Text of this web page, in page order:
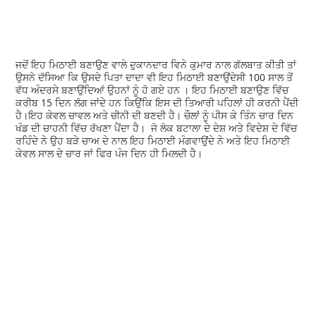
ਜਦੋਂ ਇਹ ਮਿਠਾਈ ਬਣਾਉਣ ਵਾਲੇ ਦੁਕਾਨਦਾਰ ਵਿਨੇ ਕੁਮਾਰ ਨਾਲ ਗੱਲਬਾਤ ਕੀਤੀ ਤਾਂ
ਉਸਨੇ ਦੱਸਿਆ ਕਿ ਉਸਦੇ ਪਿਤਾ ਦਾਦਾ ਵੀ ਇਹ ਮਿਠਾਈ ਬਣਾਉਂਦੇਸੀ 100 ਸਾਲ ਤੋਂ
ਵੱਧ ਅੰਦਰਸੇ ਬਣਾਉਂਦਿਆਂ ਉਹਨਾਂ ਨੂੰ ਹੋ ਗਏ ਹਨ । ਇਹ ਮਿਠਾਈ ਬਣਾਉਣ ਵਿੱਚ
ਕਰੀਬ 15 ਦਿਨ ਲੱਗ ਜਾਂਦੇ ਹਨ ਕਿਉਂਕਿ ਇਸ ਦੀ ਤਿਆਰੀ ਪਹਿਲਾਂ ਹੀ ਕਰਨੀ ਪੈਂਦੀ
ਹੈ।ਇਹ ਕੇਵਲ ਚਾਵਲ ਅਤੇ ਚੀਨੀ ਦੀ ਬਣਦੀ ਹੈ। ਚੌਲਾਂ ਨੂੰ ਪੀਸ ਕੇ ਤਿੰਨ ਚਾਰ ਦਿਨ
ਖੰਡ ਦੀ ਚਾਹਨੀ ਵਿੱਚ ਰੱਖਣਾ ਪੈਂਦਾ ਹੈ। ਜੋ ਲੋਕ ਬਟਾਲਾ ਦੇ ਦੇਸ਼ ਅਤੇ ਵਿਦੇਸ਼ ਦੇ ਵਿੱਚ
ਰਹਿੰਦੇ ਨੇ ਉਹ ਬੜੇ ਚਾਅ ਦੇ ਨਾਲ ਇਹ ਮਿਠਾਈ ਮੰਗਵਾਉਂਦੇ ਨੇ ਅਤੇ ਇਹ ਮਿਠਾਈ
ਕੇਵਲ ਸਾਲ ਦੇ ਚਾਰ ਜਾਂ ਫਿਰ ਪੰਜ ਦਿਨ ਹੀ ਮਿਲਦੀ ਹੈ।